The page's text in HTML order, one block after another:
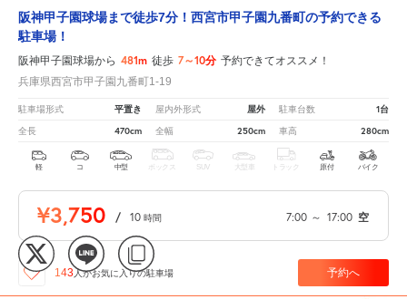
阪神甲子園球場まで徒歩7分！西宮市甲子園九番町の予約できる
駐車場！
阪神甲子園球場から 481m 徒歩 7～10分 予約できてオススメ！
兵庫県西宮市甲子園九番町1-19
駐車場形式 平置き 屋内外形式 屋外 駐車台数 1台
全長 470cm 全幅 250cm 車高 280cm
軽 コ 中型 ボックス SUV 大型車 トラック 原付 バイク
¥3,750 / 10 時間 7:00 ～ 17:00 空
143人がお気に入りの駐車場 予約へ